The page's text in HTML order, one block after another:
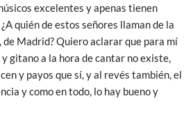
excelentes y apenas tienen
quién de estos señores llaman de la
Madrid? Quiero aclarar que para mí
gitano a la hora de cantar no existe,
y payos que sí, y al revés también, el
y como en todo, lo hay bueno y